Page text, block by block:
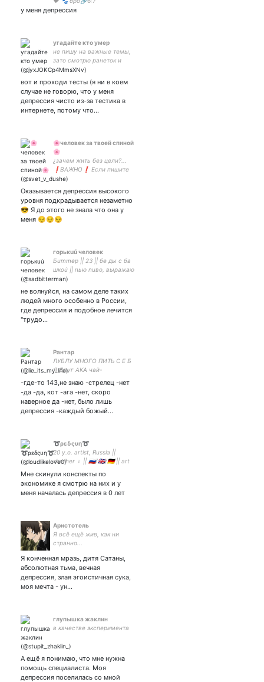
у меня депрессия
угадайте кто умер
не пишу на важные темы,
зато смотрю ранеток и
играю в симс
вот и проходи тесты (я ни в коем
случае не говорю, что у меня
депрессия чисто из-за тестика в
интернете, потому что…
🌸человек за твоей спиной
🌸
¿зачем жить без цели?...
❗ВАЖНО❗ Если пишите
мне в тг, обязательно
из твиттера. Спасибо✨
Оказывается депрессия высокого
уровня подкрадывается незаметно
😎 Я до этого не знала что она у
меня 😔😔😔
горькuú человек
Бummер || 23 || бе ды с ба
шкоú || nью nuво, выражаю
мерзкое мненuе u nлохо
не волнуйся, на самом деле таких
людей много особенно в России,
где депрессия и подобное лечится
"трудо…
Рантар
ЛУБЛУ МНОГО ПИТЬ С Е Б
Я Друг АКА чай-
-где-то 143,не знаю -стрелец -нет
-да -да, кот -ага -нет, скоро
наверное да -нет, было лишь
депрессия -каждый божый…
➰ρεδςυη➰
20 y.o. artist, Russia ||
she/her ♀️ || 🇷🇺/🇬🇧/🇩🇪 || art
Day's lover
Мне скинули конспекты по
экономике я смотрю на них и у
меня началась депрессия в 0 лет
Аристотель
Я всё ещё жив, как ни
странно...
Я конченная мразь, дитя Сатаны,
абсолютная тьма, вечная
депрессия, злая эгоистичная сука,
моя мечта - ун…
глупышка жаклин
в качестве эксперимента
А ещё я понимаю, что мне нужна
помощь специалиста. Моя
депрессия поселилась со мной